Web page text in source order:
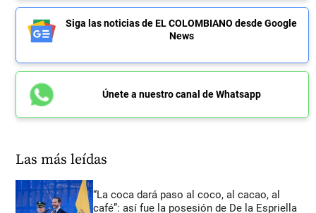
Siga las noticias de EL COLOMBIANO desde Google
News
Únete a nuestro canal de Whatsapp
Las más leídas
“La coca dará paso al coco, al cacao, al
café”: así fue la posesión de De la Espriella